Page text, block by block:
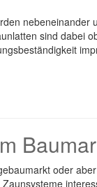
nebeneinander
sind dabei
oder